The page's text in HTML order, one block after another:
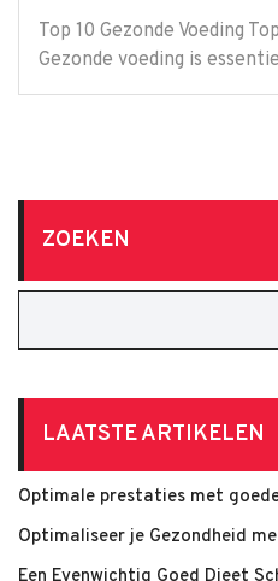
Top 10 Gezonde Voeding
Gezonde voeding is
ZOEKEN
LAATSTE ARTIKELEN
Optimale prestaties met
Optimaliseer je Gezondheid